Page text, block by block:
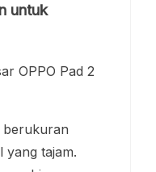
untuk
OPPO Pad 2
berukuran
yang tajam.